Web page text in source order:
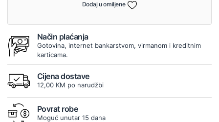
Dodaj u omiljene
Način plaćanja
Gotovina, internet bankarstvom, virmanom i kreditnim
karticama.
Cijena dostave
12,00 KM po narudžbi
Povrat robe
Moguć unutar 15 dana